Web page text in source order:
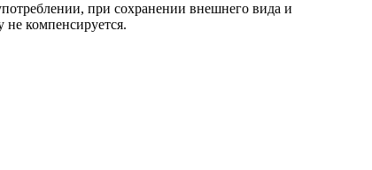
при сохранении внешнего вида и
компенсируется.